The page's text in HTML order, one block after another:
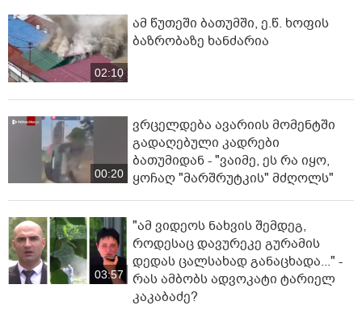
02:10
ამ წუთეში ბათუმში, ე.წ. ხოფის
ბაზრობაზე ხანძარია
00:20
ვრცელდება ავარიის მომენტში
გადაღებული კადრები
ბათუმიდან - "ვაიმე, ეს რა იყო,
ყოჩაღ "მარშრუტკის" მძღოლს"
03:57
"ამ ვიდეოს ნახვის შემდეგ,
როდესაც დავურეკე გურამის
დედას ცალსახად განაცხადა..." -
რას ამბობს ადვოკატი ტარიელ
კაკაბაძე?